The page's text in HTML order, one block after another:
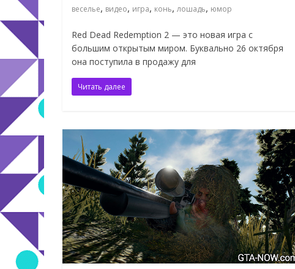
веселье, видео, игра, конь, лошадь, юмор
Red Dead Redemption 2 — это новая игра с
большим открытым миром. Буквально 26 октября
она поступила в продажу для
Читать далее